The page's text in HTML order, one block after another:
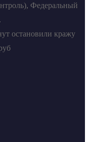
Федеральный
остановили кражу